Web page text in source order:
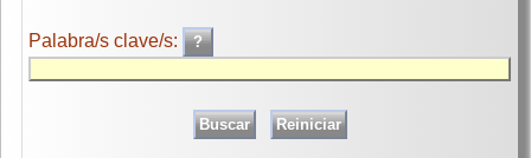
Palabra/s clave/s: